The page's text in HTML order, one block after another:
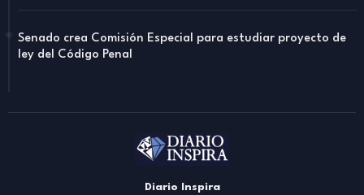
Senado crea Comisión Especial para estudiar proyecto de
ley del Código Penal
Diario Inspira